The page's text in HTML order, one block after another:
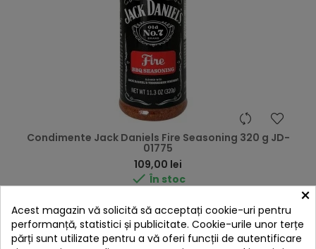
Condimente Jack Daniels Fire Seasoning 320 g JD-
01775
109,00 lei
 În stoc
Adaugă în Coș ×
Acest magazin vă solicită să acceptați cookie-uri pentru
performanță, statistici și publicitate. Cookie-urile unor terțe
părți sunt utilizate pentru a vă oferi funcții de autentificare